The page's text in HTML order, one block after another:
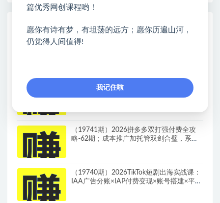
热门课程展示
Walmart（沃尔玛）超市浏览标注项目，单
（19742期）2026淘宝从零到爆2.0第85
期；主推款五项高权重初始设置，改销量评
（19741期）2026拼多多双打强付费全攻
略-62期；成本推广加托管双剑合璧，系统
（19740期）2026TikTok短剧出海实战课：
IAA广告分账×IAP付费变现×账号搭建×平台
篇优秀网创课程哟！
愿你有诗有梦，有坦荡的远方；愿你历遍山河，
仍觉得人间值得!
我记住啦